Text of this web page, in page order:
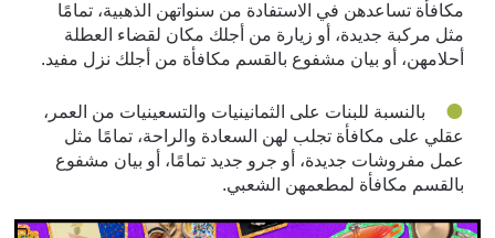
مكافأة تساعدهن في الاستفادة من سنواتهن الذهبية، تمامًا
مثل مركبة جديدة، أو زيارة من أجلك مكان لقضاء العطلة
أحلامهن، أو بيان مشفوع بالقسم مكافأة من أجلك نزل مفيد.
بالنسبة للبنات على الثمانينيات والتسعينيات من العمر،
عقلي على مكافأة تجلب لهن السعادة والراحة، تمامًا مثل
عمل مفروشات جديدة، أو جرو جديد تمامًا، أو بيان مشفوع
بالقسم مكافأة لمطعمهن الشعبي.